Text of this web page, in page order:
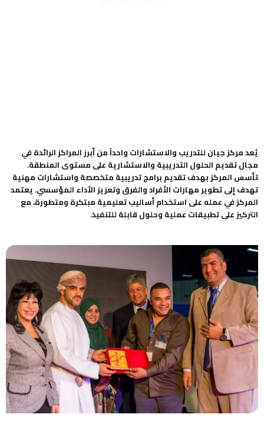
يُعد مركز جيان للتدريب والاستشارات واحداً من أبرز المراكز الرائدة في
مجال تقديم الحلول التدريبية والاستشارية على مستوى المنطقة.
تأسس المركز بهدف تقديم برامج تدريبية متخصصة واستشارات مهنية
تهدف إلى تطوير مهارات الأفراد والفرق وتعزيز الأداء المؤسسي. يعتمد
المركز في عمله على استخدام أساليب تعليمية مبتكرة ومتطورة، مع
التركيز على تطبيقات عملية وحلول قابلة للتنفيذ.